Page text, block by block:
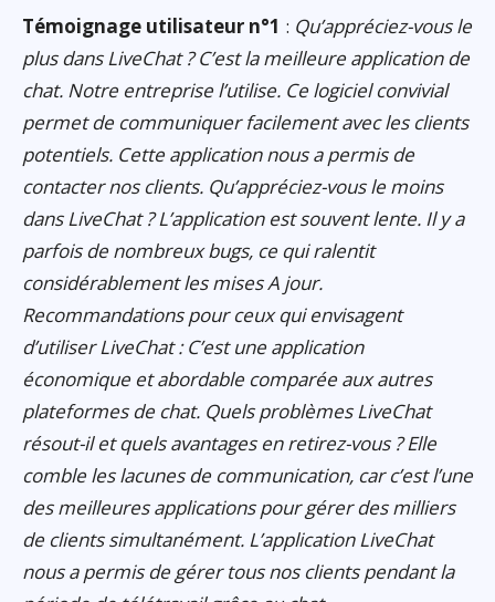
Témoignage utilisateur n°1 : Qu’appréciez-vous le
plus dans LiveChat ? C’est la meilleure application de
chat. Notre entreprise l’utilise. Ce logiciel convivial
permet de communiquer facilement avec les clients
potentiels. Cette application nous a permis de
contacter nos clients. Qu’appréciez-vous le moins
dans LiveChat ? L’application est souvent lente. Il y a
parfois de nombreux bugs, ce qui ralentit
considérablement les mises A jour.
Recommandations pour ceux qui envisagent
d’utiliser LiveChat : C’est une application
économique et abordable comparée aux autres
plateformes de chat. Quels problèmes LiveChat
résout-il et quels avantages en retirez-vous ? Elle
comble les lacunes de communication, car c’est l’une
des meilleures applications pour gérer des milliers
de clients simultanément. L’application LiveChat
nous a permis de gérer tous nos clients pendant la